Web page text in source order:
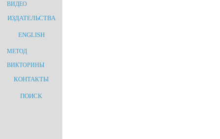
ВИДЕО
ИЗДАТЕЛЬСТВА
ENGLISH
МЕТОД
ВИКТОРИНЫ
КОНТАКТЫ
ПОИСК